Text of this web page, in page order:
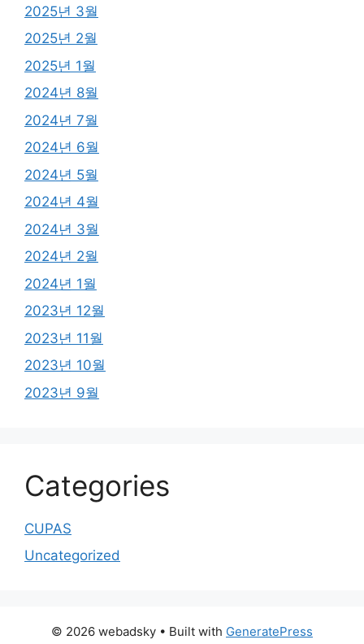
2025년 3월
2025년 2월
2025년 1월
2024년 8월
2024년 7월
2024년 6월
2024년 5월
2024년 4월
2024년 3월
2024년 2월
2024년 1월
2023년 12월
2023년 11월
2023년 10월
2023년 9월
Categories
CUPAS
Uncategorized
© 2026 webadsky • Built with GeneratePress